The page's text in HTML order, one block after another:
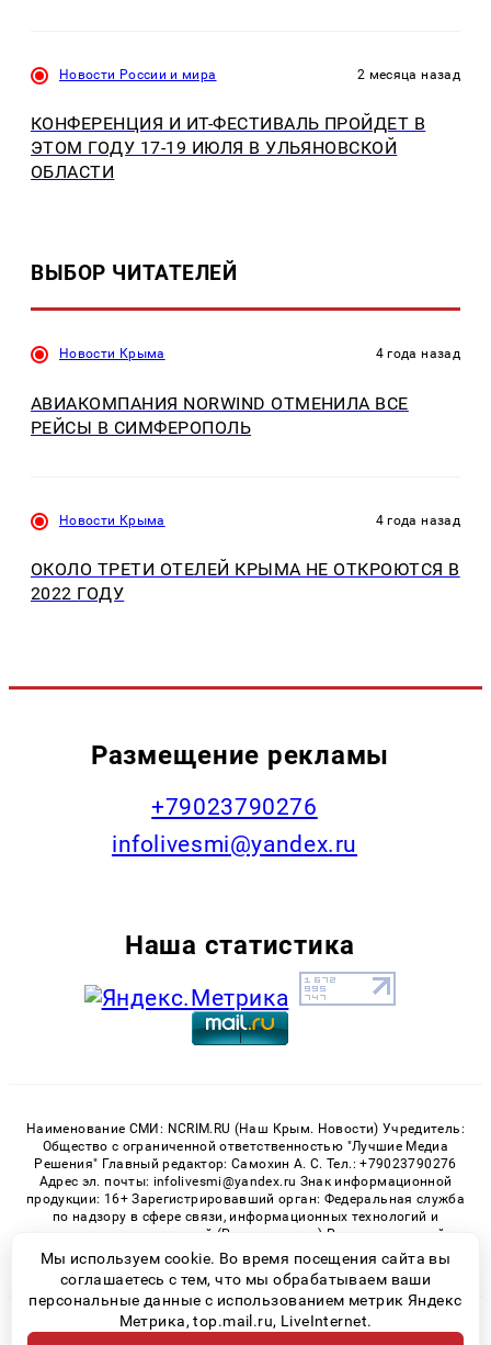
Новости России и мира 2 месяца назад
КОНФЕРЕНЦИЯ И ИT-ФЕСТИВАЛЬ ПРОЙДЕТ В
ЭТОМ ГОДУ 17-19 ИЮЛЯ В УЛЬЯНОВСКОЙ
ОБЛАСТИ
ВЫБОР ЧИТАТЕЛЕЙ
Новости Крыма 4 года назад
АВИАКОМПАНИЯ NORWIND ОТМЕНИЛА ВСЕ
РЕЙСЫ В СИМФЕРОПОЛЬ
Новости Крыма 4 года назад
ОКОЛО ТРЕТИ ОТЕЛЕЙ КРЫМА НЕ ОТКРОЮТСЯ В
2022 ГОДУ
Размещение рекламы
+79023790276
infolivesmi@yandex.ru
Наша статистика
Наименование СМИ: NCRIM.RU (Наш Крым. Новости) Учредитель:
Общество с ограниченной ответственностью "Лучшие Медиа
Решения" Главный редактор: Самохин А. С. Тел.: +79023790276
Адрес эл. почты: infolivesmi@yandex.ru Знак информационной
продукции: 16+ Зарегистрировавший орган: Федеральная служба
по надзору в сфере связи, информационных технологий и
массовых коммуникаций (Роскомнадзор) Регистрационный
номер СМИ ЭЛ № ФС 77 - 81150 от 02.06.2021
© 2026 «nCrim.ru» | Все права защищены
Мы используем cookie. Во время посещения сайта вы
соглашаетесь с тем, что мы обрабатываем ваши
персональные данные с использованием метрик Яндекс
Метрика, top.mail.ru, LiveInternet.